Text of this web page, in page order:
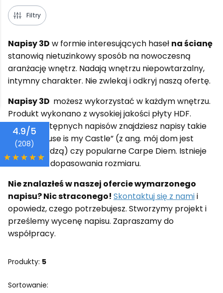
Filtry
Napisy 3D w formie interesujących haseł na ścianę
stanowią nietuzinkowy sposób na nowoczesną
aranżację wnętrz. Nadają wnętrzu niepowtarzalny,
intymny charakter. Nie zwlekaj i odkryj naszą ofertę.
Napisy 3D możesz wykorzystać w każdym wnętrzu.
Produkt wykonano z wysokiej jakości płyty HDF.
Wśród dostępnych napisów znajdziesz napisy takie
jak „My House is my Castle” (z ang. mój dom jest
moją twierdzą) czy popularne Carpe Diem. Istnieje
możliwość dopasowania rozmiaru.
Nie znalazłeś w naszej ofercie wymarzonego
napisu? Nic straconego! Skontaktuj się z namii
opowiedz, czego potrzebujesz. Stworzymy projekt i
prześlemy wycenę napisu. Zapraszamy do
współpracy.
Produkty: 5
Lista produktów
Sortowanie:
4.9/5
(208)